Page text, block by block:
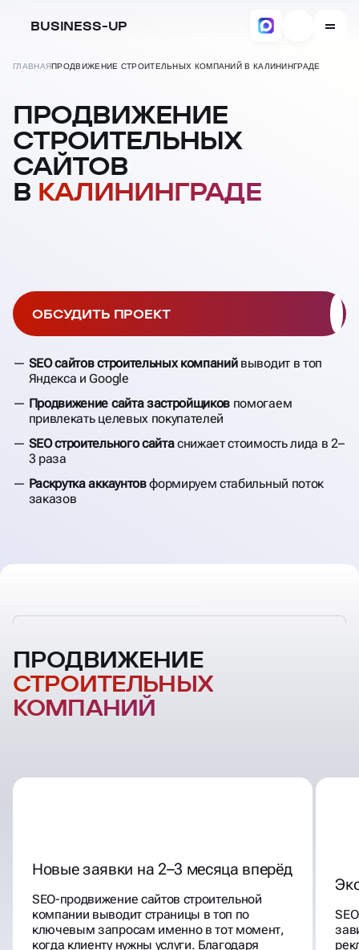
BUSINESS-UP
ГЛАВНАЯПРОДВИЖЕНИЕ СТРОИТЕЛЬНЫХ КОМПАНИЙ В КАЛИНИНГРАДЕ
ПРОДВИЖЕНИЕ
СТРОИТЕЛЬНЫХ
САЙТОВ
В КАЛИНИНГРАДЕ
SEO сайтов строительных компанийвыводит в топ
Яндекса и Google
Продвижение сайта застройщиков помогаем
привлекать целевых покупателей
SEO строительного сайтаснижает стоимость лида в 2–
3 раза
Раскрутка аккаунтовформируем стабильный поток
заказов
ОБСУДИТЬ ПРОЕКТ
ПРОДВИЖЕНИЕ
СТРОИТЕЛЬНЫХ
КОМПАНИЙ
Новые заявки на 2–3 месяца вперёд
SEO-продвижение сайтов строительной
компании выводит страницы в топ по
ключевым запросам именно в тот момент,
когда клиенту нужны услуги. Благодаря